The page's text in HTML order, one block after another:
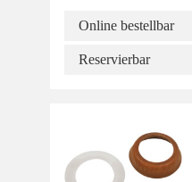
Online bestellbar
Reservierbar